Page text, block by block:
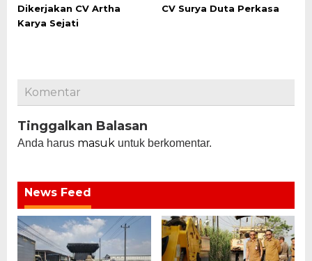
Dikerjakan CV Artha
Karya Sejati
CV Surya Duta Perkasa
Komentar
Tinggalkan Balasan
Anda harus masuk untuk berkomentar.
News Feed